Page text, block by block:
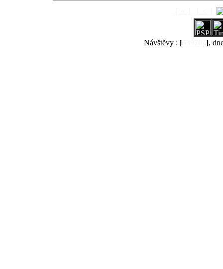
Návštěvy : [539705 ],